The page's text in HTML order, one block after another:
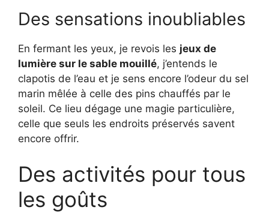
Des sensations inoubliables
En fermant les yeux, je revois les jeux de
lumière sur le sable mouillé, j’entends le
clapotis de l’eau et je sens encore l’odeur du sel
marin mêlée à celle des pins chauffés par le
soleil. Ce lieu dégage une magie particulière,
celle que seuls les endroits préservés savent
encore offrir.
Des activités pour tous
les goûts